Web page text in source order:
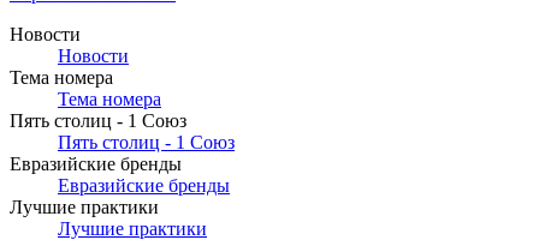
Новости
Новости
Тема номера
Тема номера
Пять столиц - 1 Союз
Пять столиц - 1 Союз
Евразийские бренды
Евразийские бренды
Лучшие практики
Лучшие практики